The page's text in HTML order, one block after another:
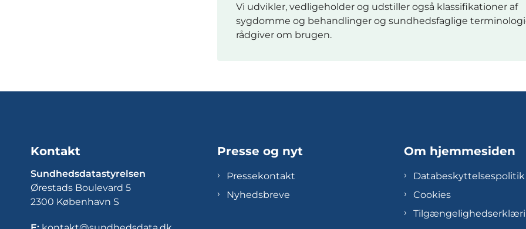
Vi udvikler, vedligeholder og udstiller også klassifikationer af
sygdomme og behandlinger og sundhedsfaglige
rådgiver om brugen.
Kontakt
Sundhedsdatastyrelsen
Ørestads Boulevard 5
2300 København S
Presse og nyt
Pressekontakt
Nyhedsbreve
Om hjemmesiden
Databeskyttelsespolitik
Cookies